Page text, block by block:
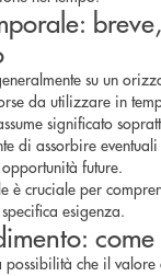
su un
da utilizzare in
significato
di assorbire
future.
è cruciale per
esigenza.
che il